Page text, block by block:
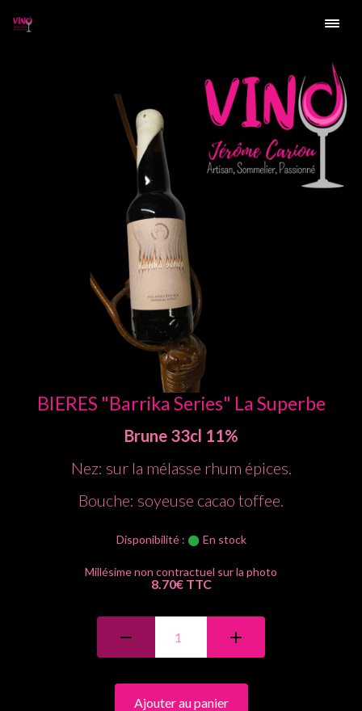
BIERES "Barrika Series" La Superbe
Brune 33cl 11%
Nez: sur la mélasse rhum épices.
Bouche: soyeuse cacao toffee.
Disponibilité : En stock
8.70€ TTC
Ajouter au panier